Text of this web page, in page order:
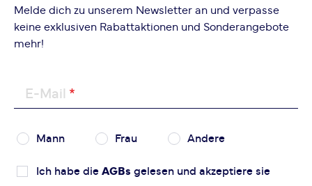
Melde dich zu unserem Newsletter an und verpasse
keine exklusiven Rabattaktionen und Sonderangebote
mehr!
E-Mail
Mann Frau Andere
Ich habe die AGBs gelesen und akzeptiere sie